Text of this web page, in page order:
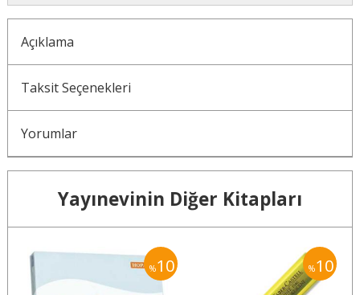
Açıklama
Taksit Seçenekleri
Yorumlar
Yayınevinin Diğer Kitapları
%10 %10